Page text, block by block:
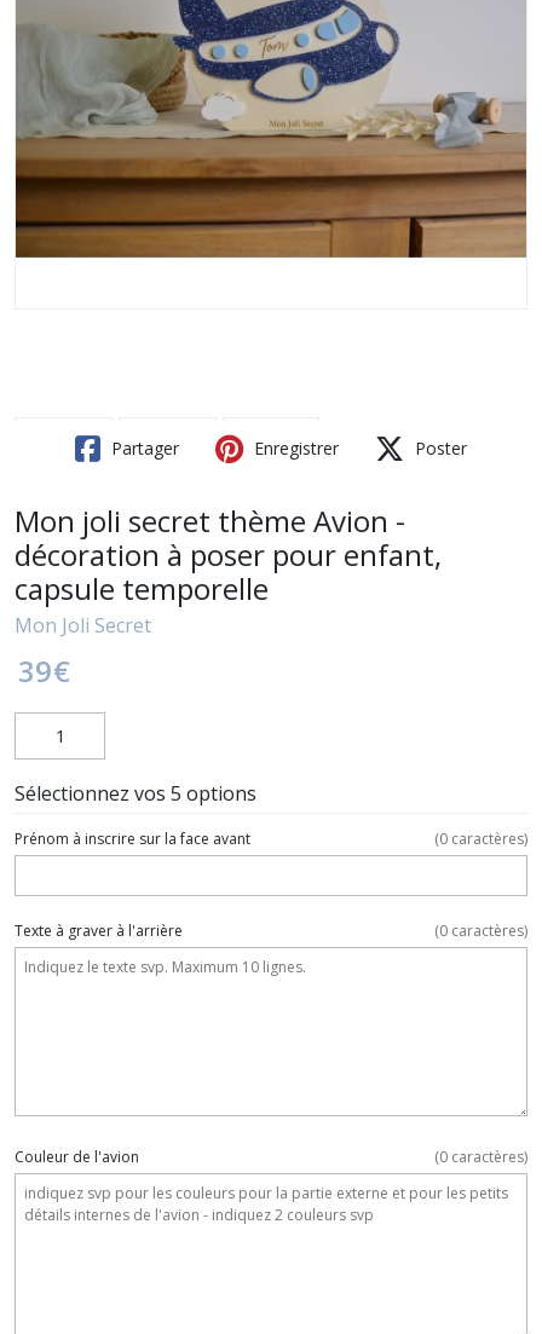
Partager Enregistrer Poster
Mon joli secret thème Avion -
décoration à poser pour enfant,
capsule temporelle
Mon Joli Secret
39€
Sélectionnez vos 5 options
Prénom à inscrire sur la face avant (0 caractères)
Texte à graver à l'arrière (0 caractères)
Couleur de l'avion (0 caractères)